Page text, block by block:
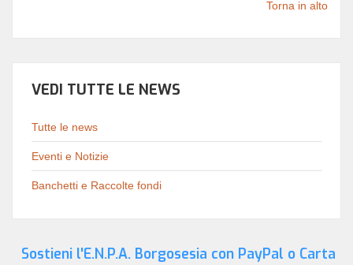
Torna in alto
VEDI TUTTE LE NEWS
Tutte le news
Eventi e Notizie
Banchetti e Raccolte fondi
Sostieni l'E.N.P.A. Borgosesia con PayPal o Carta